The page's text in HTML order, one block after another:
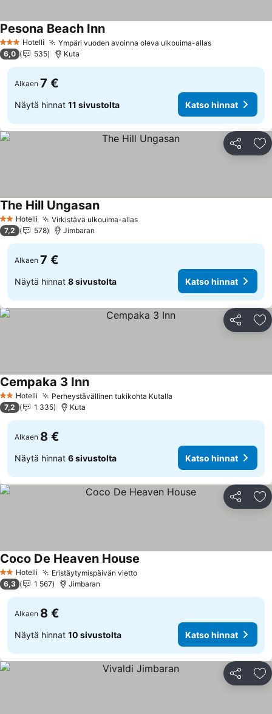
3 Tähtiluokitus
Hotelli Ympäri vuoden avoinna oleva ulkouima-allas
Pesona Beach Inn
6,0 535 Kuta
Alkaen 7 €
Näytä hinnat 11 sivustolta Katso hinnat
Jaa
2 Tähtiluokitus
Hotelli Virkistävä ulkouima-allas
The Hill Ungasan
7,2 578 Jimbaran
Alkaen 7 €
Näytä hinnat 8 sivustolta Katso hinnat
Jaa
2 Tähtiluokitus
Hotelli Perheystävällinen tukikohta Kutalla
Cempaka 3 Inn
7,2 1 335 Kuta
Alkaen 8 €
Näytä hinnat 6 sivustolta Katso hinnat
Jaa
2 Tähtiluokitus
Hotelli Eristäytymispäivän vietto
Coco De Heaven House
6,3 1 567 Jimbaran
Alkaen 8 €
Näytä hinnat 10 sivustolta Katso hinnat
Jaa